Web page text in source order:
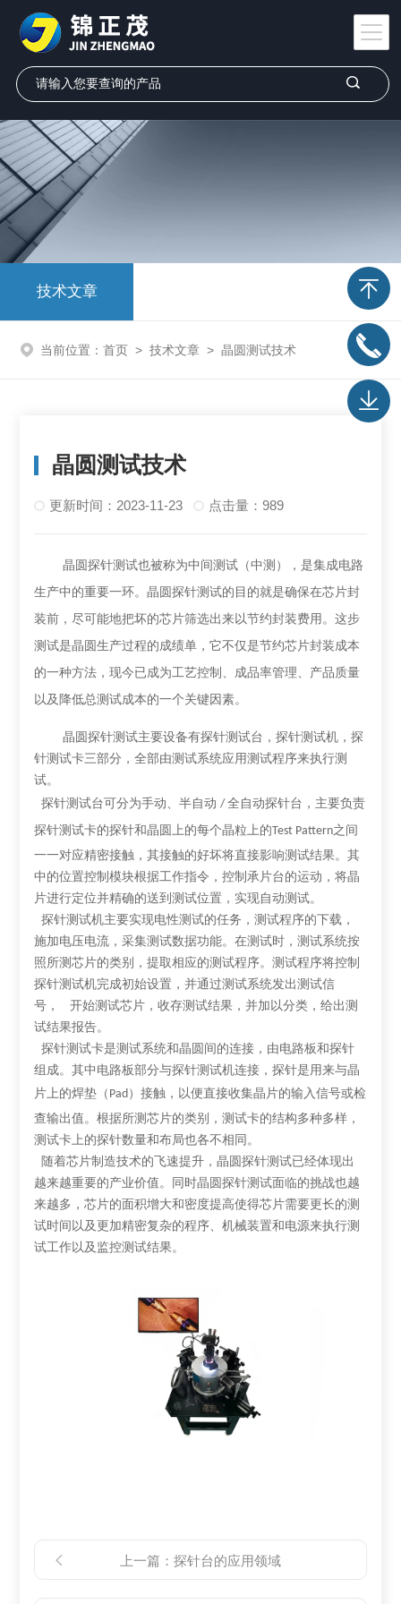
技术文章
当前位置： 首页 > 技术文章 > 晶圆测试技术
晶圆测试技术
更新时间：2023-11-23 点击量：989
晶圆探针测试也被称为中间测试（中测），是集成电路
生产中的重要一环。晶圆探针测试的目的就是确保在芯片封
装前，尽可能地把坏的芯片筛选出来以节约封装费用。这步
测试是晶圆生产过程的成绩单，它不仅是节约芯片封装成本
的一种方法，现今已成为工艺控制、成品率管理、产品质量
以及降低总测试成本的一个关键因素。
晶圆探针测试主要设备有探针测试台，探针测试机，探
针测试卡三部分，全部由测试系统应用测试程序来执行测
试。
探针测试台可分为手动、半自动/全自动探针台，主要负责
探针测试卡的探针和晶圆上的每个晶粒上的Test Pattern之间
一一对应精密接触，其接触的好坏将直接影响测试结果。其
中的位置控制模块根据工作指令，控制承片台的运动，将晶
片进行定位并精确的送到测试位置，实现自动测试。
探针测试机主要实现电性测试的任务，测试程序的下载，
施加电压电流，采集测试数据功能。在测试时，测试系统按
照所测芯片的类别，提取相应的测试程序。测试程序将控制
探针测试机完成初始设置，并通过测试系统发出测试信
号，
开始测试芯片，收存测试结果，并加以分类，给出测
试结果报告。
探针测试卡是测试系统和晶圆间的连接，由电路板和探针
组成。其中电路板部分与探针测试机连接，探针是用来与晶
片上的焊垫（ Pad）接触，以便直接收集晶片的输入信号或检
查输出值。根据所测芯片的类别，测试卡的结构多种多样，
测试卡上的探针数量和布局也各不相同。
随着芯片制造技术的飞速提升，晶圆探针测试已经体现出
越来越重要的产业价值。同时晶圆探针测试面临的挑战也越
来越多，芯片的面积增大和密度提高使得芯片需要更长的测
试时间以及更加精密复杂的程序、机械装置和电源来执行测
试工作以及监控测试结果。
上一篇： 探针台的应用领域